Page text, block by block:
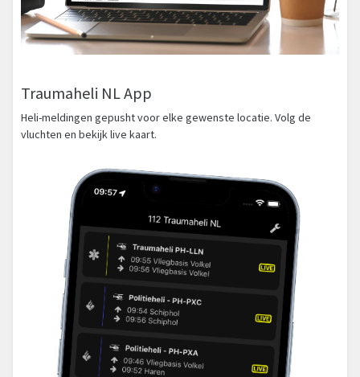
Traumaheli NL App
Heli-meldingen gepusht voor elke gewenste locatie. Volg de
vluchten en bekijk live kaart.